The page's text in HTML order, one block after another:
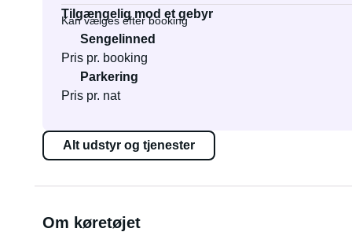
Tilgængelig mod et gebyr
Kan vælges efter booking
Sengelinned
Pris pr. booking
Parkering
Pris pr. nat
Alt udstyr og tjenester
Om køretøjet